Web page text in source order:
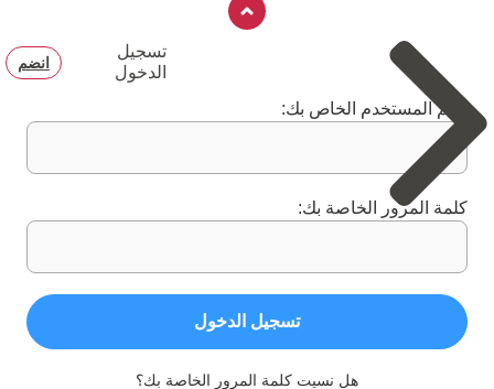
تسجيل
الدخول
انضم
اسم المستخدم الخاص بك:
كلمة المرور الخاصة بك:
تسجيل الدخول
هل نسيت كلمة المرور الخاصة بك؟